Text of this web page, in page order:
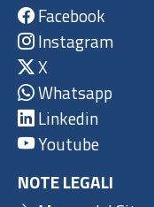
Facebook
Instagram
X
Whatsapp
Linkedin
Youtube
NOTE LEGALI